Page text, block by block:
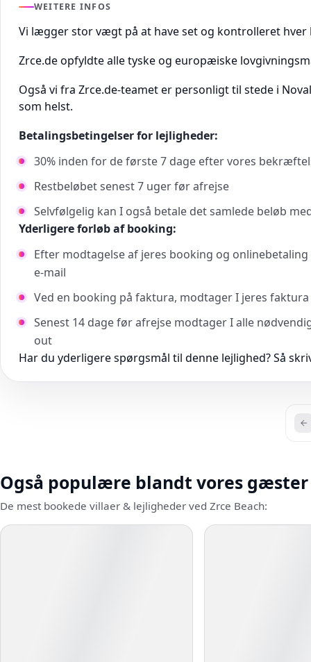
WEITERE INFOS
Vi lægger stor vægt på at have set og kontrolleret hver
Zrce.de opfyldte alle tyske og europæiske
Også vi fra Zrce.de-teamet er personligt til stede i
som helst.
Betalingsbetingelser for lejligheder:
30% inden for de første 7 dage efter vores
Restbeløbet senest 7 uger før afrejse
Selvfølgelig kan I også betale det samlede beløb
Yderligere forløb af booking:
Efter modtagelse af jeres booking og
e-mail
Ved en booking på faktura, modtager I jeres
Senest 14 dage før afrejse modtager I alle
out
Har du yderligere spørgsmål til denne lejlighed? Så
Også populære blandt vores gæster
De mest bookede villaer & lejligheder ved Zrce Beach: